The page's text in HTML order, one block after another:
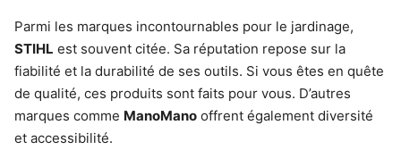
Parmi les marques incontournables pour le jardinage,
STIHL est souvent citée. Sa réputation repose sur la
fiabilité et la durabilité de ses outils. Si vous êtes en quête
de qualité, ces produits sont faits pour vous. D’autres
marques comme ManoMano offrent également diversité
et accessibilité.